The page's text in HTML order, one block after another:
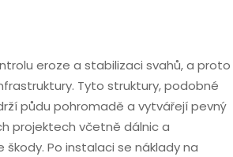
eroze a stabilizaci svahů, a proto
Tyto struktury, podobné
půdu pohromadě a vytvářejí pevný
projektech včetně dálnic a
Po instalaci se náklady na